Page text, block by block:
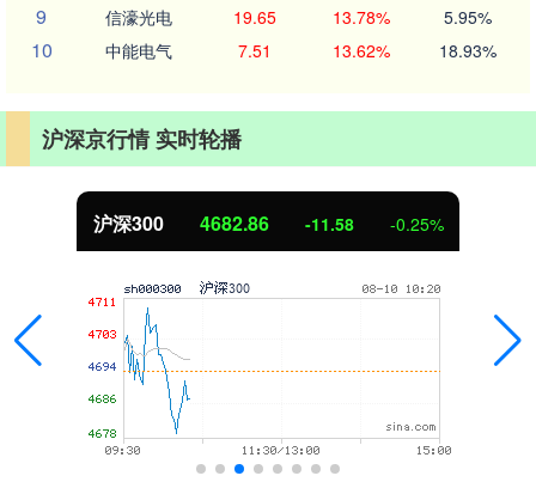
9 信濠光电 19.65 13.78% 5.95%
10 中能电气 7.51 13.62% 18.93%
沪深京行情 实时轮播
北证50 1126.53 -7.71 -0.68%